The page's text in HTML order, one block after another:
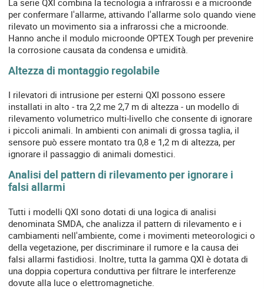
La serie QXI combina la tecnologia a infrarossi e a microonde
per confermare l'allarme, attivando l'allarme solo quando viene
rilevato un movimento sia a infrarossi che a microonde.
Hanno anche il modulo microonde OPTEX Tough per prevenire
la corrosione causata da condensa e umidità.
Altezza di montaggio regolabile
I rilevatori di intrusione per esterni QXI possono essere
installati in alto - tra 2,2 me 2,7 m di altezza - un modello di
rilevamento volumetrico multi-livello che consente di ignorare
i piccoli animali. In ambienti con animali di grossa taglia, il
sensore può essere montato tra 0,8 e 1,2 m di altezza, per
ignorare il passaggio di animali domestici.
Analisi del pattern di rilevamento per ignorare i
falsi allarmi
Tutti i modelli QXI sono dotati di una logica di analisi
denominata SMDA, che analizza il pattern di rilevamento e i
cambiamenti nell'ambiente, come i movimenti meteorologici o
della vegetazione, per discriminare il rumore e la causa dei
falsi allarmi fastidiosi. Inoltre, tutta la gamma QXI è dotata di
una doppia copertura conduttiva per filtrare le interferenze
dovute alla luce o elettromagnetiche.